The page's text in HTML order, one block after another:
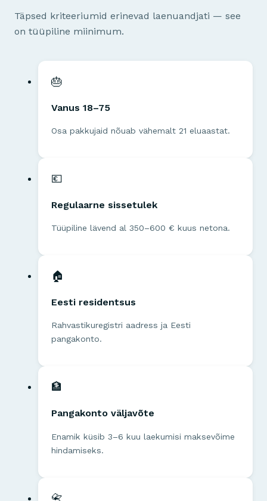
Täpsed kriteeriumid erinevad laenuandjati — see
on tüüpiline miinimum.
🎂
Vanus 18–75
Osa pakkujaid nõuab vähemalt 21 eluaastat.
💶
Regulaarne sissetulek
Tüüpiline lävend al 350–600 € kuus netona.
🏠
Eesti residentsus
Rahvastikuregistri aadress ja Eesti
pangakonto.
🏦
Pangakonto väljavõte
Enamik küsib 3–6 kuu laekumisi maksevõime
hindamiseks.
📇